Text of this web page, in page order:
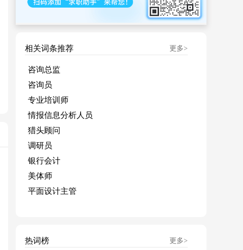
相关词条推荐 更多>
咨询总监
咨询员
专业培训师
情报信息分析人员
猎头顾问
调研员
银行会计
美体师
平面设计主管
热词榜 更多>